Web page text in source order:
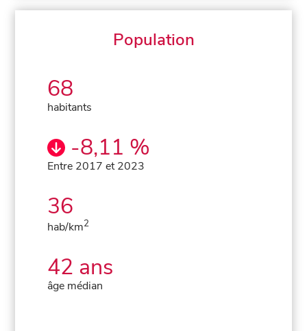
Population
68
habitants
-8,11 %
Entre 2017 et 2023
36
hab/km2
42 ans
âge médian